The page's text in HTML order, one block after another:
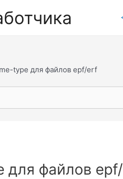
type для файлов epf/erf
для файлов